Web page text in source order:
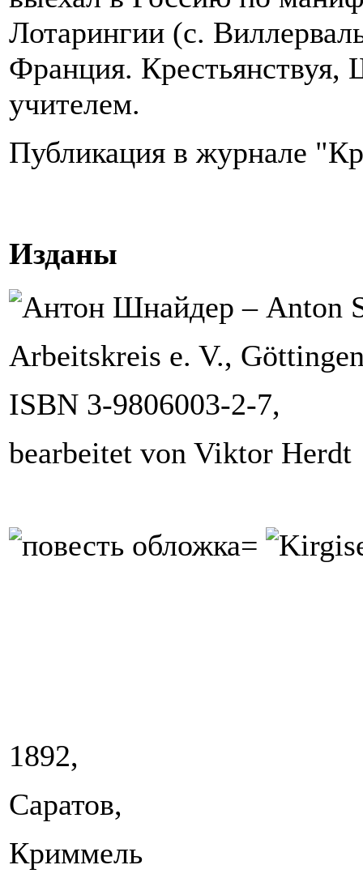
Лотарингии (с.
Франция. Крестьянствуя,
учителем.
Публикация в журнале
Изданы
Arbeitskreis e. V.,
ISBN 3-9806003-2-7,
bearbeitet von Viktor Herdt
1892,
Саратов,
Криммель